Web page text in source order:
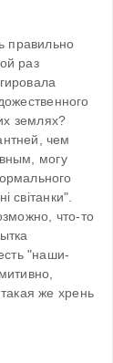
правильно
раз
землях?
чем
могу
світанки".
что-то
"наши-
же хрень